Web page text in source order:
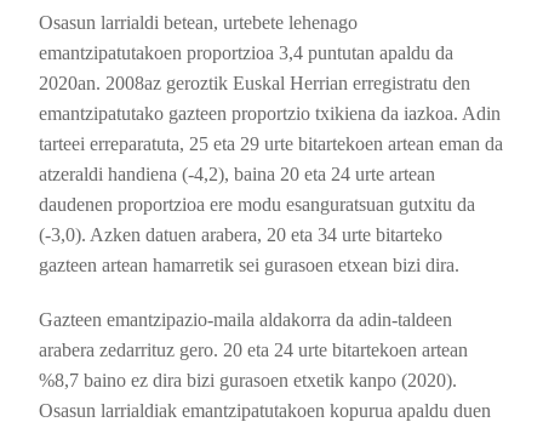
Osasun larrialdi betean, urtebete lehenago
emantzipatutakoen proportzioa 3,4 puntutan apaldu da
2020an. 2008az geroztik Euskal Herrian erregistratu den
emantzipatutako gazteen proportzio txikiena da iazkoa. Adin
tarteei erreparatuta, 25 eta 29 urte bitartekoen artean eman da
atzeraldi handiena (-4,2), baina 20 eta 24 urte artean
daudenen proportzioa ere modu esanguratsuan gutxitu da
(-3,0). Azken datuen arabera, 20 eta 34 urte bitarteko
gazteen artean hamarretik sei gurasoen etxean bizi dira.
Gazteen emantzipazio-maila aldakorra da adin-taldeen
arabera zedarrituz gero. 20 eta 24 urte bitartekoen artean
%8,7 baino ez dira bizi gurasoen etxetik kanpo (2020).
Osasun larrialdiak emantzipatutakoen kopurua apaldu duen